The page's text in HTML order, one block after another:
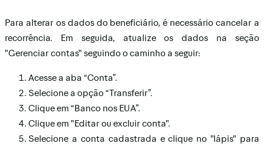
Para alterar os dados do beneficiário, é necessário cancelar a
recorrência. Em seguida, atualize os dados na seção
"Gerenciar contas" seguindo o caminho a seguir:
Acesse a aba “Conta”.
Selecione a opção “Transferir”.
Clique em “Banco nos EUA”.
Clique em "Editar ou excluir conta".
Selecione a conta cadastrada e clique no "lápis" para